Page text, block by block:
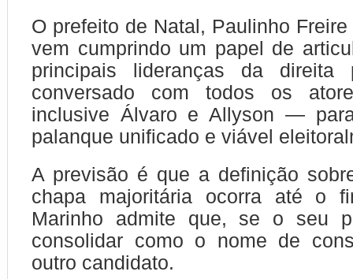
O prefeito de Natal, Paulinho
vem cumprindo um papel de
principais lideranças da direita
conversado com todos os
inclusive Álvaro e Allyson —
palanque unificado e viável
A previsão é que a definição
chapa majoritária ocorra até o
Marinho admite que, se o seu
consolidar como o nome de
outro candidato.